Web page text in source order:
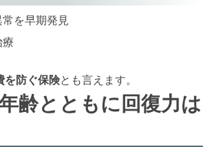
を早期発見
を防ぐ保険とも言えます。
齢とともに回復力は